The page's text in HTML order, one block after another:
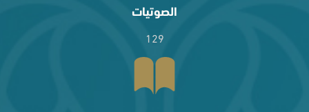
الصوتيات
129